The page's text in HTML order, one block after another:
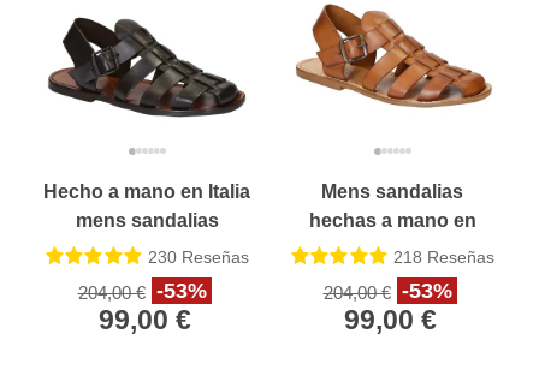
Hecho a mano en Italia
mens sandalias
Franciscanas en
cuero marrón oscuro
230Reseñas
204,00 € -53%
99,00 €
Mens sandalias
hechas a mano en
cuero vintage cuero
hecho a mano en Italia
218 Reseñas
204,00 € -53%
99,00 €